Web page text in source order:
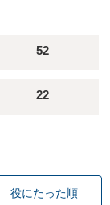
52
22
役にたった順